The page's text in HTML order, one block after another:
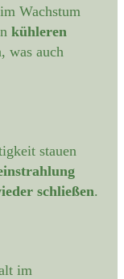
Wachstum
kühleren
was auch
stauen
schließen.
im